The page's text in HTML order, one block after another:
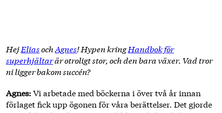
HejEliasochAgnes! Hypen kringHandbok för
superhjältarär otroligt stor, och den bara växer. Vad tror
ni ligger bakom succén?
Agnes: Vi arbetade med böckerna i över två år innan
förlaget fick upp ögonen för våra berättelser. Det gjorde